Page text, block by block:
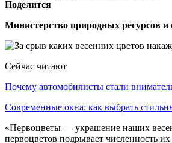
Поделится
Министерство природных ресурсов
Сейчас читают
Почему автомобилисты стали
Современные окна: как выбрать
«Первоцветы — украшение наших
первоцветов подрывает численность